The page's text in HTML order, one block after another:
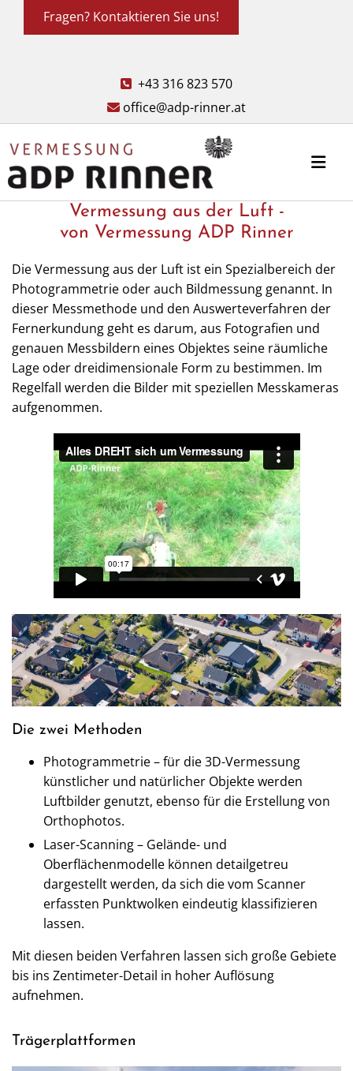
Fragen? Kontaktieren Sie uns!
 +43 316 823 570
 office@adp-rinner.at
Vermessung aus der Luft -
von Vermessung ADP Rinner
Die Vermessung aus der Luft ist ein Spezialbereich der
Photogrammetrie oder auch Bildmessung genannt. In
dieser Messmethode und den Auswerteverfahren der
Fernerkundung geht es darum, aus Fotografien und
genauen Messbildern eines Objektes seine räumliche
Lage oder dreidimensionale Form zu bestimmen. Im
Regelfall werden die Bilder mit speziellen Messkameras
aufgenommen.
Die zwei Methoden
Photogrammetrie – für die 3D-Vermessung
künstlicher und natürlicher Objekte werden
Luftbilder genutzt, ebenso für die Erstellung von
Orthophotos.
Laser-Scanning – Gelände- und
Oberflächenmodelle können detailgetreu
dargestellt werden, da sich die vom Scanner
erfassten Punktwolken eindeutig klassifizieren
lassen.
Mit diesen beiden Verfahren lassen sich große Gebiete
bis ins Zentimeter-Detail in hoher Auflösung
aufnehmen.
Trägerplattformen